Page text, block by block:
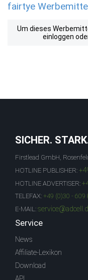
fairtye
Um dieses
einloggen
SICHER.
Firstlead GmbH,
HOTLINE PUBLISHER:
HOTLINE ADVERTISER:
TELEFAX: +49 (0)30 - 609
E-MAIL:
Service
News
Affiliate-Lexikon
Download